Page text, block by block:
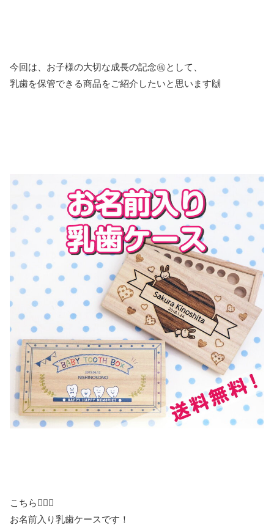
今回は、お子様の大切な成長の記念㊗として、
乳歯を保管できる商品をご紹介したいと思います🙌
こちら💁‍♀️✨
お名前入り乳歯ケースです！